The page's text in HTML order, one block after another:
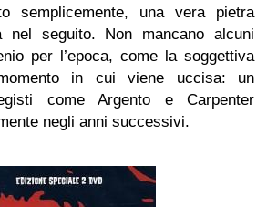
semplicemente, una vera pietra
nel seguito. Non mancano alcuni
per l’epoca, come la soggettiva
in cui viene uccisa: un
come Argento e Carpenter
negli anni successivi.